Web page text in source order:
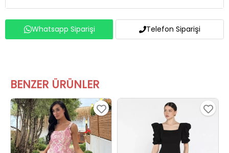
Whatsapp Siparişi Telefon Siparişi
BENZER ÜRÜNLER